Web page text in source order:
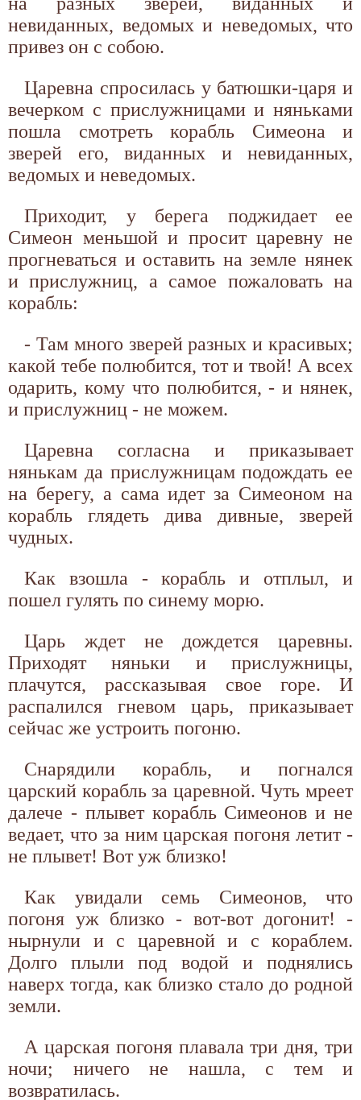
невиданных, ведомых и неведомых, что
привез он с собою.
Царевна спросилась у батюшки-царя и
вечерком с прислужницами и няньками
пошла смотреть корабль Симеона и
зверей его, виданных и невиданных,
ведомых и неведомых.
Приходит, у берега поджидает ее
Симеон меньшой и просит царевну не
прогневаться и оставить на земле нянек
и прислужниц, а самое пожаловать на
корабль:
- Там много зверей разных и красивых;
какой тебе полюбится, тот и твой! А всех
одарить, кому что полюбится, - и нянек,
и прислужниц - не можем.
Царевна согласна и приказывает
нянькам да прислужницам подождать ее
на берегу, а сама идет за Симеоном на
корабль глядеть дива дивные, зверей
чудных.
Как взошла - корабль и отплыл, и
пошел гулять по синему морю.
Царь ждет не дождется царевны.
Приходят няньки и прислужницы,
плачутся, рассказывая свое горе. И
распалился гневом царь, приказывает
сейчас же устроить погоню.
Снарядили корабль, и погнался
царский корабль за царевной. Чуть мреет
далече - плывет корабль Симеонов и не
ведает, что за ним царская погоня летит -
не плывет! Вот уж близко!
Как увидали семь Симеонов, что
погоня уж близко - вот-вот догонит! -
нырнули и с царевной и с кораблем.
Долго плыли под водой и поднялись
наверх тогда, как близко стало до родной
земли.
А царская погоня плавала три дня, три
ночи; ничего не нашла, с тем и
возвратилась.